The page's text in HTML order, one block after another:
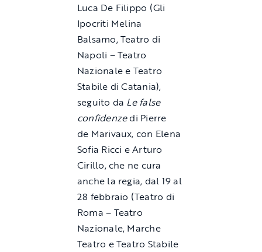
Luca De Filippo (Gli
Ipocriti Melina
Balsamo, Teatro di
Napoli – Teatro
Nazionale e Teatro
Stabile di Catania),
seguito da Le false
confidenzedi Pierre
de Marivaux, con Elena
Sofia Ricci e Arturo
Cirillo, che ne cura
anche la regia, dal 19 al
28 febbraio (Teatro di
Roma – Teatro
Nazionale, Marche
Teatro e Teatro Stabile